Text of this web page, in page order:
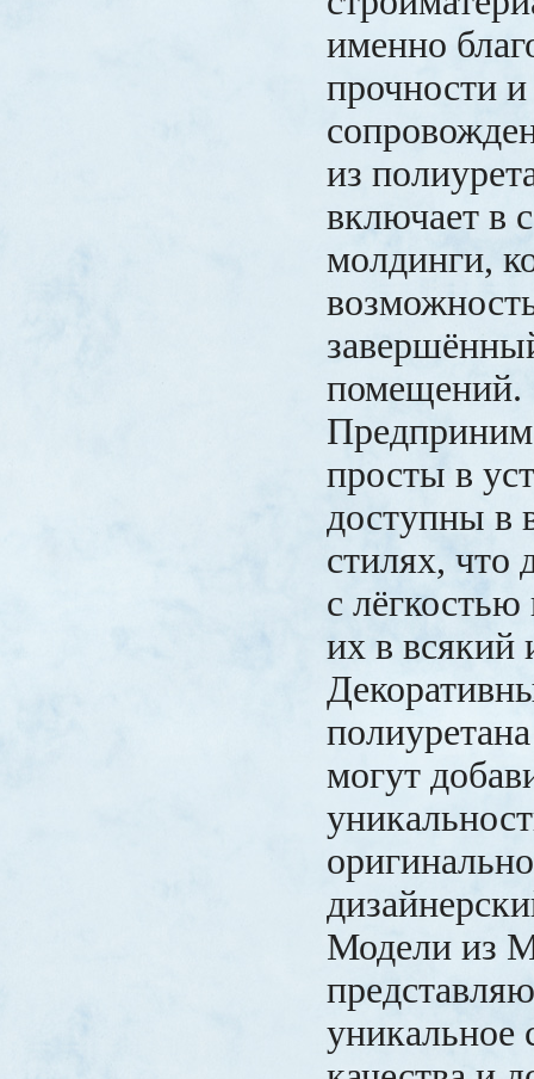
именно
прочности и
из
включает в
молдинги,
помещений.
просты в
доступны в
стилях, что
с лёгкостью
их в всякий
могут
Модели из
уникальное